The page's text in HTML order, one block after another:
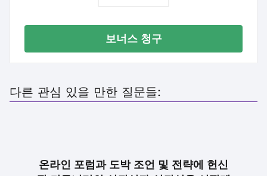
보너스 청구
다른 관심 있을 만한 질문들:
온라인 포럼과 도박 조언 및 전략에 헌신